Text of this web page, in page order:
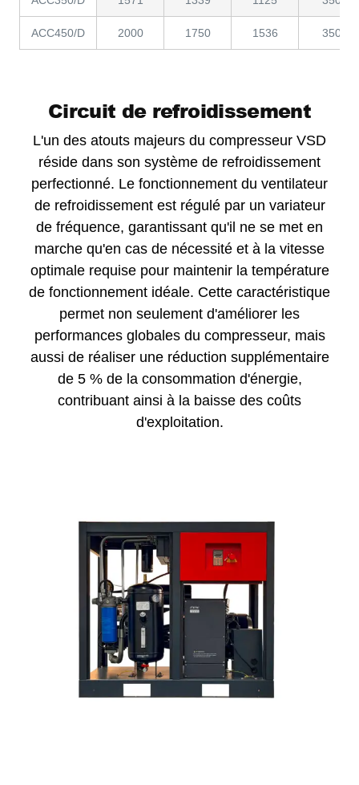
ACC450/D 2000 1750 1536 350
Circuit de refroidissement
L'un des atouts majeurs du compresseur VSD
réside dans son système de refroidissement
perfectionné. Le fonctionnement du ventilateur
de refroidissement est régulé par un variateur
de fréquence, garantissant qu'il ne se met en
marche qu'en cas de nécessité et à la vitesse
optimale requise pour maintenir la température
de fonctionnement idéale. Cette caractéristique
permet non seulement d'améliorer les
performances globales du compresseur, mais
aussi de réaliser une réduction supplémentaire
de 5 % de la consommation d'énergie,
contribuant ainsi à la baisse des coûts
d'exploitation.